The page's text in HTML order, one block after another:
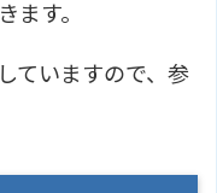
ます。
ていますので、参